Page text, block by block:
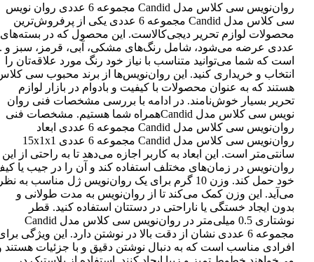
در
صفحه
محصول
انتخاب
شوند
روان‌نویس سی کلاس مدل Candid مجموعه 6 عددی روان نویس
سی کلاس مدل Candid مجموعه 6 عددی یکی از پرفروش‌ترین
عددی عرضه می‌شود، شامل رنگ‌های مشکی، آبی، قرمز، سبز و
است که شما می‌توانید متناسب با نیاز خود رنگ مورد علاقه‌تان را
انتخاب و خریداری کنید. این روان‌نویس‌ها از برند محبوب سی
هستند که به عنوان محصولات با کیفیت و بادوام در بازار لوازم
تحریر بسیار خوش‌نامند. در ادامه با بررسی مشخصات فنی روان
نویس سی کلاس مدل Candidهمراه شما هستیم. مشخصات فنی
روان‌نویس سی کلاس مدل Candid مجموعه 6 عددی ابعاد
روان‌نویس سی کلاس مدل Candid مجموعه 6 عددی 15x1x1
سانتی‌متر است. این ابعاد به کاربر اجازه می‌دهد تا به راحتی از این
روان‌نویس در زمان‌های مختلف استفاده کند و آن را در جیب یا
خود حمل کند. وزن 10 گرم برای یک روان‌نویس ژل مناسب به
می‌آید. این وزن کمک می‌کند تا از روان‌نویس به مدت طولانی و
بدون ایجاد خستگی یا ناراحتی در دستتان استفاده کنید. قطر
نوشتاری 0.5 میلی‌متر در روان‌نویس سی کلاس مدل Candid
مجموعه 6 عددی نشان از دقت بالا در نوشتن دارد. این ویژگی
افرادی مناسب است که به دنبال نوشتن دقیق و با جزئیات هستند